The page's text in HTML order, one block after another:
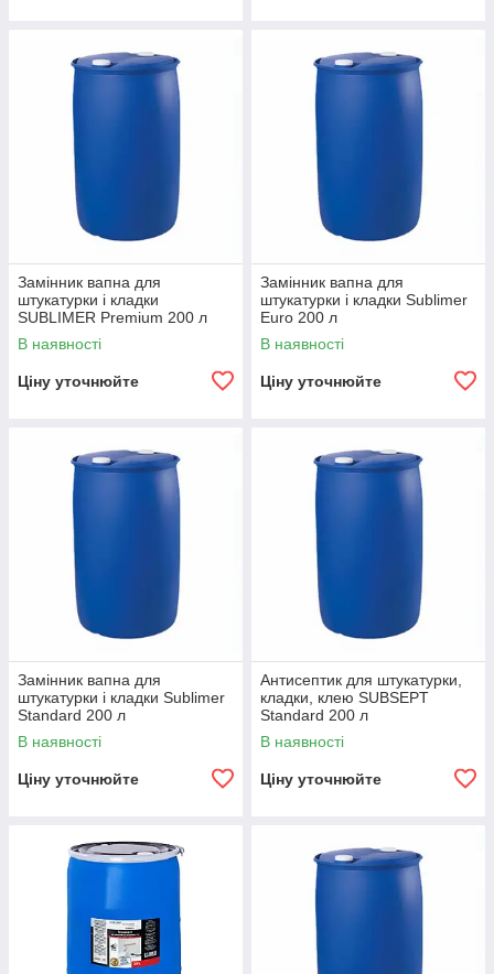
Замінник вапна для
штукатурки і кладки
SUBLIMER Premium 200 л
В наявності
Ціну уточнюйте
Замінник вапна для
штукатурки і кладки Sublimer
Euro 200 л
В наявності
Ціну уточнюйте
Замінник вапна для
штукатурки і кладки Sublimer
Standard 200 л
В наявності
Ціну уточнюйте
Антисептик для штукатурки,
кладки, клею SUBSEPT
Standard 200 л
В наявності
Ціну уточнюйте